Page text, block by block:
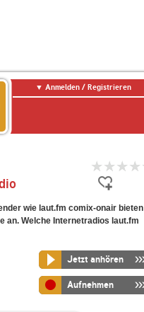
Anmelden / Registrieren
wie laut.fm comix-onair bieten
an. Welche Internetradios laut.fm
Jetzt anhören
Aufnehmen